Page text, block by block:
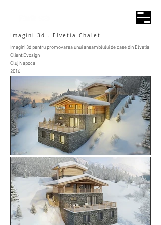
Imagini 3d . Elvetia Chalet
Imagini 3d pentru promovarea unui ansamblului de case din Elvetia
Client:Evosign
Cluj Napoca
2016